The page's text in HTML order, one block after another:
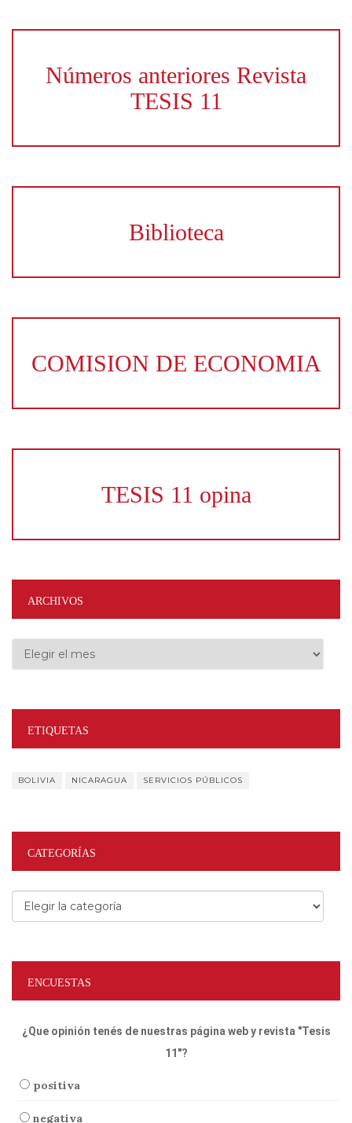
Números anteriores Revista
TESIS 11
Biblioteca
COMISION DE ECONOMIA
TESIS 11 opina
ARCHIVOS
Archivos
ETIQUETAS
BOLIVIA NICARAGUA SERVICIOS PÚBLICOS
CATEGORÍAS
Categorías
ENCUESTAS
¿Que opinión tenés de nuestras página web y revista "Tesis
11"?
positiva
negativa